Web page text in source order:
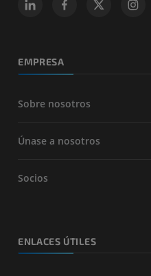
EMPRESA
Sobre nosotros
Únase a nosotros
Socios
ENLACES ÚTILES